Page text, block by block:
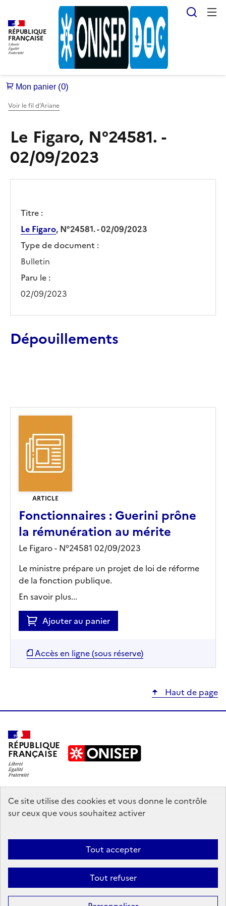
Ce site utilise des cookies et vous donne le contrôle
sur ceux que vous souhaitez activer
Tout accepter
Tout refuser
RÉPUBLIQUE
FRANÇAISE
Voir le fil d’Ariane
Le Figaro, N°24581. -
02/09/2023
Titre :
Le Figaro, N°24581. - 02/09/2023
Type de document :
Bulletin
Paru le :
02/09/2023
Dépouillements
ARTICLE
Fonctionnaires : Guerini prône
la rémunération au mérite
Le Figaro - N°24581 02/09/2023
Le ministre prépare un projet de loi de réforme
de la fonction publique.
En savoir plus...
Ajouter au panier
Accès en ligne (sous réserve)
Haut de page
RÉPUBLIQUE
FRANÇAISE
education.gouv.fr
enseignementsup-recherche.gouv.fr
Accessibilité : partiellement conforme